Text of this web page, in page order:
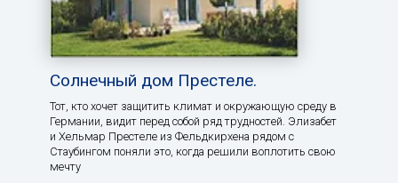
Солнечный дом Престеле.
Тот, кто хочет защитить климат и окружающую среду в
Германии, видит перед собой ряд трудностей. Элизабет
и Хельмар Престеле из Фельдкирхена рядом с
Стаубингом поняли это, когда решили воплотить свою
мечту